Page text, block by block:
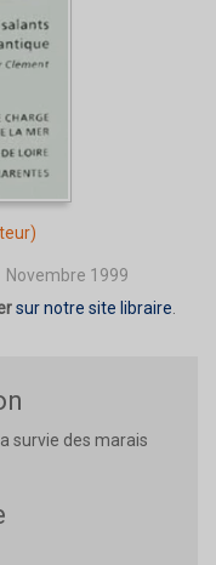
Novembre 1999
sur notre site libraire.
survie des marais